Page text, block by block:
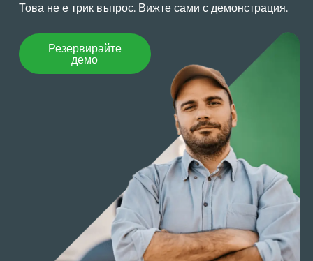
Това не е трик въпрос. Вижте сами с демонстрация.
Резервирайте
демо
Резервирайте демо